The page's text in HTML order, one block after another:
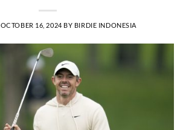
OCTOBER 16, 2024 BY BIRDIE INDONESIA